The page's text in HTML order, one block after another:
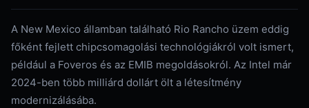
A New Mexico államban található Rio Rancho üzem eddig
főként fejlett chipcsomagolási technológiákról volt ismert,
például a Foveros és az EMIB megoldásokról. Az Intel már
2024-ben több milliárd dollárt ölt a létesítmény
modernizálásába.